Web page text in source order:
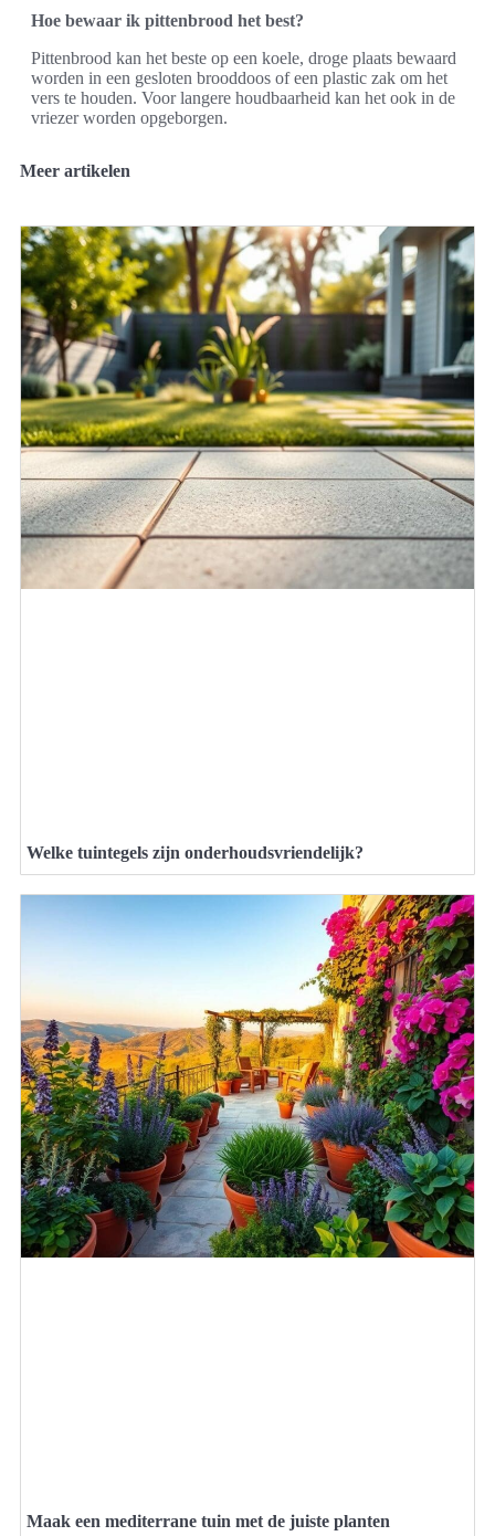
Hoe bewaar ik pittenbrood het best?
Pittenbrood kan het beste op een koele, droge plaats bewaard
worden in een gesloten brooddoos of een plastic zak om het
vers te houden. Voor langere houdbaarheid kan het ook in de
vriezer worden opgeborgen.
Meer artikelen
Welke tuintegels zijn onderhoudsvriendelijk?
Maak een mediterrane tuin met de juiste planten